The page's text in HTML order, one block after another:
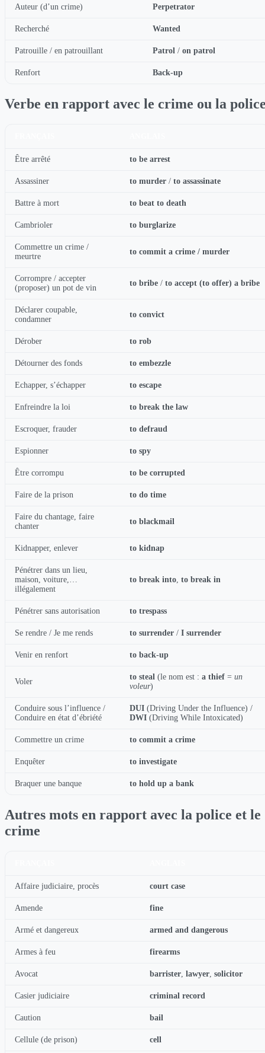
Auteur (d’un crime) Perpetrator
Recherché Wanted
Patrouille / en patrouillant Patrol / on patrol
Renfort Back-up
Verbe en rapport avec le crime ou la
Être arrêté to be arrest
Assassiner to murder / to assassinate
Battre à mort to beat to death
Cambrioler to burglarize
Commettre un crime /
meurtre
to commit a crime / murder
Corrompre / accepter
(proposer) un pot de vin
to bribe / to accept (to offer) a bribe
Déclarer coupable,
condamner
to convict
Dérober to rob
Détourner des fonds to embezzle
Echapper, s’échapper to escape
Enfreindre la loi to break the law
Escroquer, frauder to defraud
Espionner to spy
Être corrompu to be corrupted
Faire de la prison to do time
Faire du chantage, faire
chanter
to blackmail
Kidnapper, enlever to kidnap
Pénétrer dans un lieu,
maison, voiture,…
illégalement
to break into, to break in
Pénétrer sans autorisation to trespass
Se rendre / Je me rends to surrender / I surrender
Venir en renfort to back-up
Voler
to steal (le nom est : a thief = un
voleur)
Conduire sous l’influence /
Conduire en état d’ébriété
DUI (Driving Under the Influence) /
DWI (Driving While Intoxicated)
Commettre un crime to commit a crime
Enquêter to investigate
Braquer une banque to hold up a bank
Autres mots en rapport avec la police et le
crime
Affaire judiciaire, procès court case
Amende fine
Armé et dangereux armed and dangerous
Armes à feu firearms
Avocat barrister, lawyer, solicitor
Casier judiciaire criminal record
Caution bail
Cellule (de prison) cell